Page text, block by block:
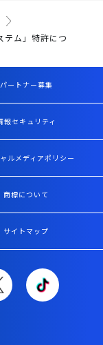
テム」特許につ
パートナー募集
報セキュリティ
ルメディアポリシー
商標について
サイトマップ